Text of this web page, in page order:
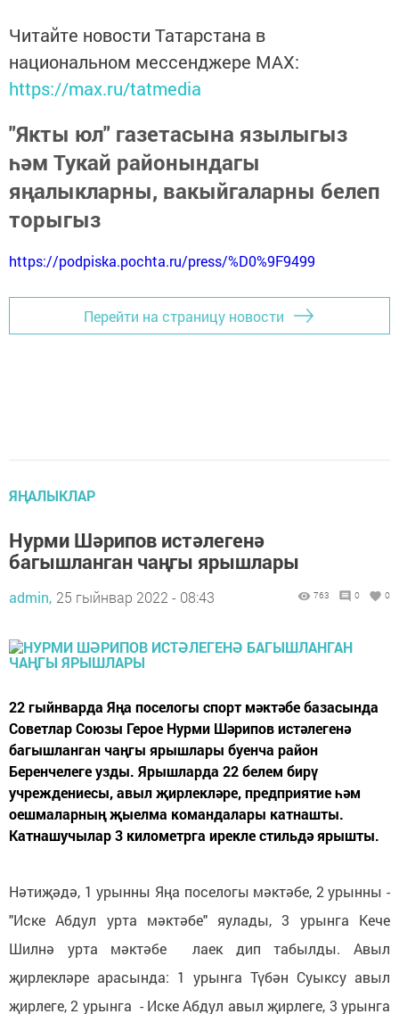
Читайте новости Татарстана в
национальном мессенджере MАХ:
https://max.ru/tatmedia
"Якты юл" газетасына язылыгыз
һәм Тукай районындагы
яңалыкларны, вакыйгаларны белеп
торыгыз
https://podpiska.pochta.ru/press/%D0%9F9499
Перейти на страницу новости
ЯҢАЛЫКЛАР
Нурми Шәрипов истәлегенә
багышланган чаңгы ярышлары
admin, 25 гыйнвар 2022 - 08:43 763 0 0
22 гыйнварда Яңа поселогы спорт мәктәбе базасында
Советлар Союзы Герое Нурми Шәрипов истәлегенә
багышланган чаңгы ярышлары буенча район
Беренчелеге узды. Ярышларда 22 белем бирү
учреждениесы, авыл җирлекләре, предприятие һәм
оешмаларның җыелма командалары катнашты.
Катнашучылар 3 километрга ирекле стильдә ярышты.
Нәтиҗәдә, 1 урынны Яңа поселогы мәктәбе, 2 урынны -
"Иске Абдул урта мәктәбе" яулады, 3 урынга Кече
Шилнә урта мәктәбе лаек дип табылды. Авыл
җирлекләре арасында: 1 урынга Түбән Суыксу авыл
җирлеге, 2 урынга - Иске Абдул авыл җирлеге, 3 урынга